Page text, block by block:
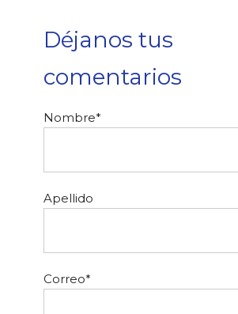
Déjanos tus
comentarios
Nombre*
Apellido
Correo*